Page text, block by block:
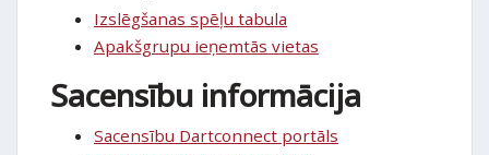
Izslēgšanas spēļu tabula
Apakšgrupu ieņemtās vietas
Sacensību informācija
Sacensību Dartconnect portāls